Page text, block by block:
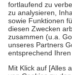
Diese Regeln
Bei Heilmitteln und
Zuzahlung zehn
Verordnung.
Um das
stärken und die
fallenkeine